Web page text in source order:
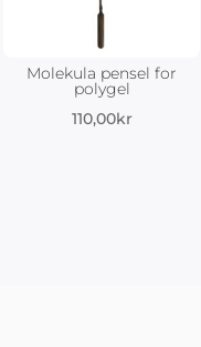
Molekula pensel for
polygel
110,00kr